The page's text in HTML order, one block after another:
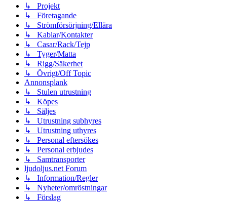
↳ Projekt
↳ Företagande
↳ Strömförsörjning/Ellära
↳ Kablar/Kontakter
↳ Casar/Rack/Tejp
↳ Tyger/Matta
↳ Rigg/Säkerhet
↳ Övrigt/Off Topic
Annonsplank
↳ Stulen utrustning
↳ Köpes
↳ Säljes
↳ Utrustning subhyres
↳ Utrustning uthyres
↳ Personal eftersökes
↳ Personal erbjudes
↳ Samtransporter
ljudoljus.net Forum
↳ Information/Regler
↳ Nyheter/omröstningar
↳ Förslag